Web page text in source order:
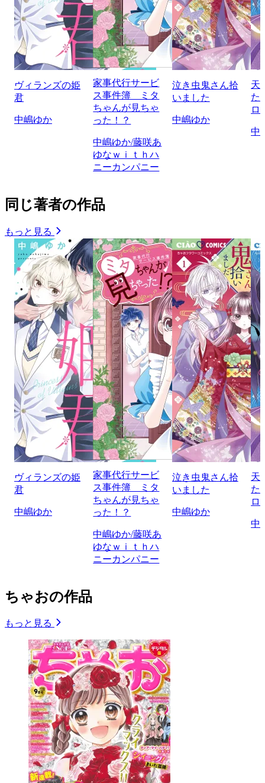
ヴィランズの姫
君
中嶋ゆか
家事代行サービ
ス事件簿 ミタ
ちゃんが見ちゃ
った！？
中嶋ゆか/藤咲あ
ゆなｗｉｔｈハ
ニーカンパニー
泣き虫鬼さん拾
いました
中嶋ゆか
天
た
ロ
中
同じ著者の作品
もっと見る
ヴィランズの姫
君
中嶋ゆか
家事代行サービ
ス事件簿 ミタ
ちゃんが見ちゃ
った！？
中嶋ゆか/藤咲あ
ゆなｗｉｔｈハ
ニーカンパニー
泣き虫鬼さん拾
いました
中嶋ゆか
天
た
ロ
中
ちゃおの作品
もっと見る